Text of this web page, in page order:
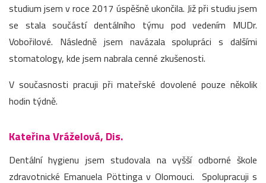
studium jsem v roce 2017 úspěšně ukončila. Již při studiu jsem
se stala součástí dentálního týmu pod vedením MUDr.
Vobořilové. Následně jsem navázala spolupráci s dalšími
stomatology, kde jsem nabrala cenné zkušenosti.
V současnosti pracuji při mateřské dovolené pouze několik
hodin týdně.
Kateřina Vráželová, Dis.
Dentální hygienu jsem studovala na vyšší odborné škole
zdravotnické Emanuela Pöttinga v Olomouci. Spolupracuji s